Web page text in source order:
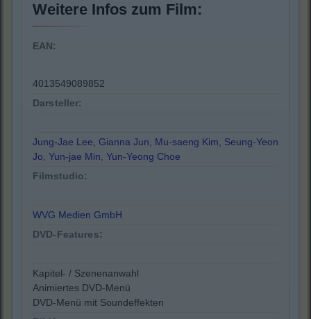
Weitere Infos zum Film:
EAN:
4013549089852
Darsteller:
Jung-Jae Lee, Gianna Jun, Mu-saeng Kim, Seung-Yeon
Jo, Yun-jae Min, Yun-Yeong Choe
Filmstudio:
WVG Medien GmbH
DVD-Features:
Kapitel- / Szenenanwahl
Animiertes DVD-Menü
DVD-Menü mit Soundeffekten